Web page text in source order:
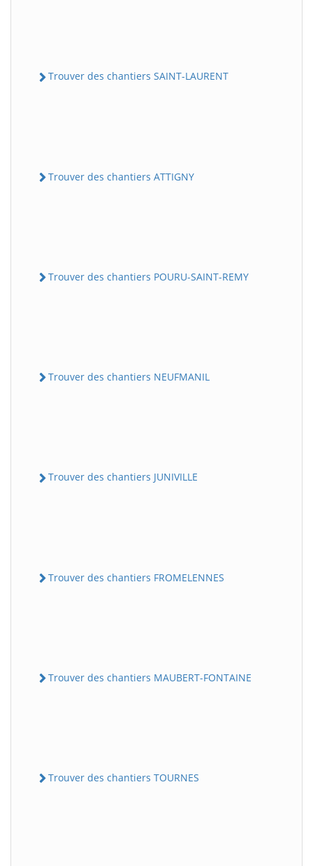
Trouver des chantiers SAINT-LAURENT
Trouver des chantiers ATTIGNY
Trouver des chantiers POURU-SAINT-REMY
Trouver des chantiers NEUFMANIL
Trouver des chantiers JUNIVILLE
Trouver des chantiers FROMELENNES
Trouver des chantiers MAUBERT-FONTAINE
Trouver des chantiers TOURNES